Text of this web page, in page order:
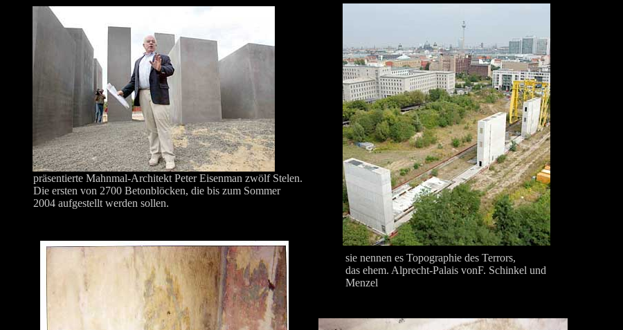
präsentierte Mahnmal-Architekt Peter Eisenman zwölf Stelen.
Die ersten von 2700 Betonblöcken, die bis zum Sommer
2004 aufgestellt werden sollen.
sie nennen es Topographie des Terrors,
das ehem. Alprecht-Palais vonF. Schinkel und
Menzel